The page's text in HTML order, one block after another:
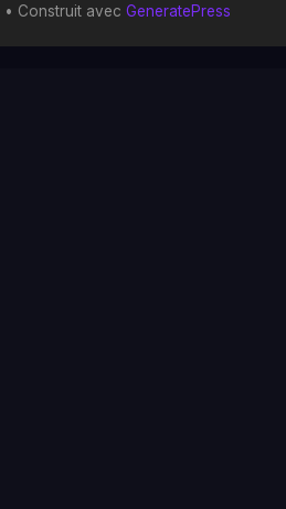
• Construit avec GeneratePress